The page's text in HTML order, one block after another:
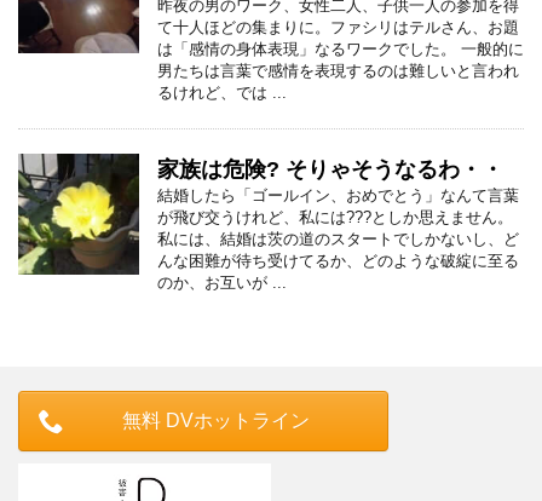
昨夜の男のワーク、女性二人、子供一人の参加を得
て十人ほどの集まりに。ファシリはテルさん、お題
は「感情の身体表現」なるワークでした。 一般的に
男たちは言葉で感情を表現するのは難しいと言われ
るけれど、では ...
家族は危険? そりゃそうなるわ・・
結婚したら「ゴールイン、おめでとう」なんて言葉
が飛び交うけれど、私には???としか思えません。
私には、結婚は茨の道のスタートでしかないし、ど
んな困難が待ち受けてるか、どのような破綻に至る
のか、お互いが ...
無料 DVホットライン